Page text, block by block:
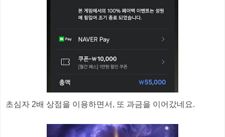
초심자 2배 상점을 이용하면서, 또 과금을 이어갔네요.